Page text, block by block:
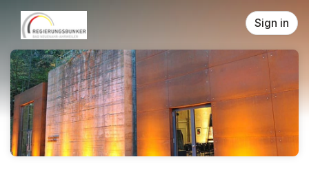
Skip header
Sign in